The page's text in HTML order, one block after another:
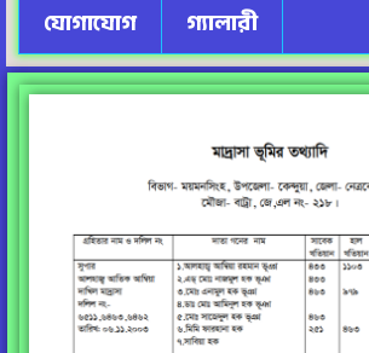
যোগাযোগ
গ্যালারী